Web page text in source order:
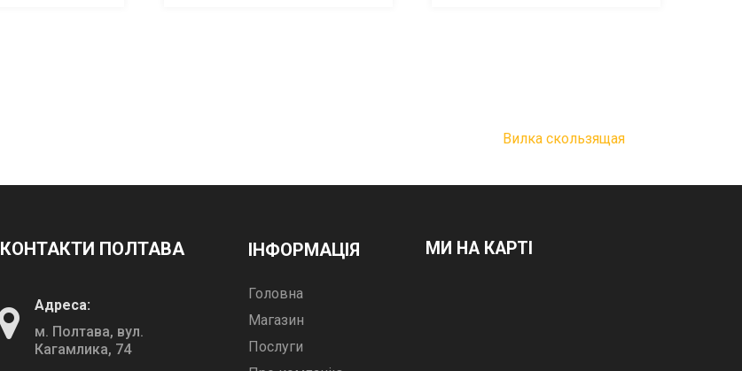
Вилка скользящая
КОНТАКТИ ПОЛТАВА
Адреса:
м. Полтава, вул.
Кагамлика, 74
ІНФОРМАЦІЯ
Головна
Магазин
Послуги
МИ НА КАРТІ